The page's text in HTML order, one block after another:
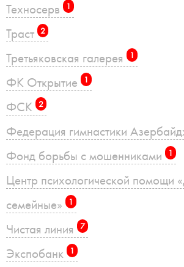
Техносерв 1
Траст 2
Третьяковская галерея 1
ФК Открытие 1
ФСК 2
Федерация гимнастики
Фонд борьбы с мошенниками 1
Центр психологической помощи
семейные»
1
Чистая линия 7
Экспобанк 1